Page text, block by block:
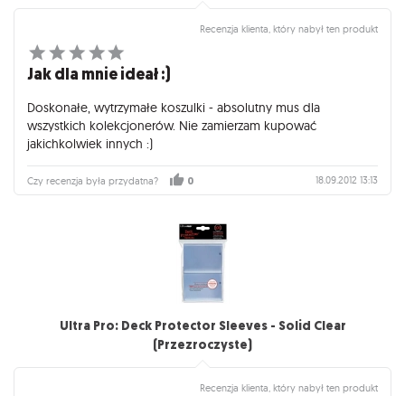
Recenzja klienta, który nabył ten produkt
Jak dla mnie ideał :)
Doskonałe, wytrzymałe koszulki - absolutny mus dla
wszystkich kolekcjonerów. Nie zamierzam kupować
jakichkolwiek innych :)
Czy recenzja była przydatna? 0 18.09.2012 13:13
Ultra Pro: Deck Protector Sleeves - Solid Clear
(Przezroczyste)
Recenzja klienta, który nabył ten produkt